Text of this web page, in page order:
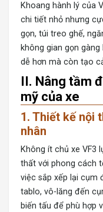
Khoang hành lý của
chi tiết nhỏ nhưng
gọn, túi treo ghế,
không gian gọn
dễ hơn mà còn tạo
II. Nâng tầm
mỹ của xe
1. Thiết kế nội
nhân
Không ít chủ xe VF3
thất với phong cách
việc sắp xếp lại cụm
tablo, vô-lăng đến
biến tấu để phù hợp